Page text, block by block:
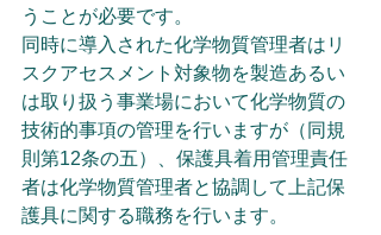
うことが必要です。
同時に導入された化学物質管理者はリ
スクアセスメント対象物を製造あるい
は取り扱う事業場において化学物質の
技術的事項の管理を行いますが（同規
則第12条の五）、保護具着用管理責任
者は化学物質管理者と協調して上記保
護具に関する職務を行います。